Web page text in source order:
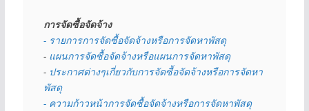
การจัดซื้อจัดจ้าง
- รายการการจัดซื้อจัดจ้างหรือการจัดหาพัสดุ
- แผนการจัดซื้อจัดจ้างหรือแผนการจัดหาพัสดุ
- ประกาศต่างๆเกี่ยวกับการจัดซื้อจัดจ้างหรือการจัดหา
พัสดุ
- ความก้าวหน้าการจัดซื้อจัดจ้างหรือการจัดหาพัสดุ